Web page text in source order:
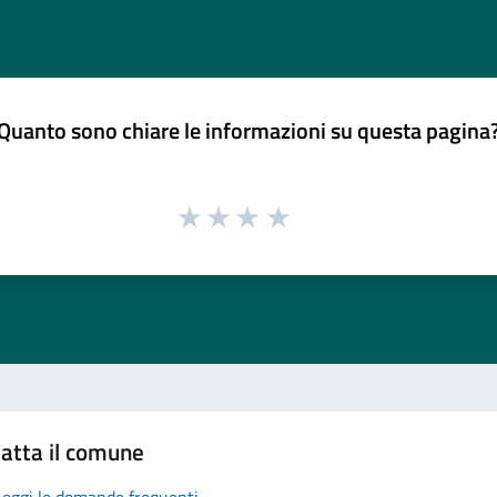
sono chiare le informazioni su questa
il comune